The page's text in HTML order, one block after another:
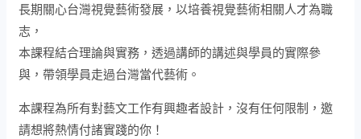
長期關心台灣視覺藝術發展，以培養視覺藝術相關人才為職
志，
本課程結合理論與實務，透過講師的講述與學員的實際參
與，帶領學員走過台灣當代藝術。
本課程為所有對藝文工作有興趣者設計，沒有任何限制，邀
請想將熱情付諸實踐的你！